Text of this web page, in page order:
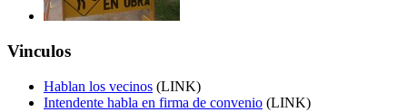
Vinculos
Hablan los vecinos (LINK)
Intendente habla en firma de convenio (LINK)